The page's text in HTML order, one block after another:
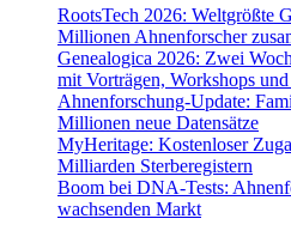
RootsTech 2026: Weltgrößte
Millionen Ahnenforscher
Genealogica 2026: Zwei
mit Vorträgen, Workshops
Ahnenforschung-Update:
Millionen neue Datensätze
MyHeritage: Kostenloser
Milliarden Sterberegistern
Boom bei DNA-Tests:
wachsenden Markt